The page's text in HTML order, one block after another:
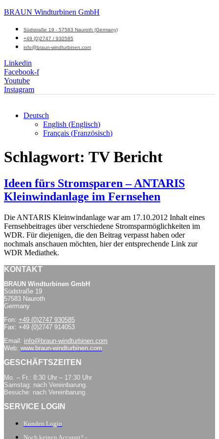
BRAUN Windturbinen GmbH
Südstraße 19 - 57583 Nauroth (Germany)
+49 (0)2747 / 930585
info@braun-windturbinen.com
Linkedin
Facebook-f
Youtube
Instagram
Deutsch
English (Englisch)
Français (Französisch)
Schlagwort: TV Bericht
Ideen fürs Stromsparen – ANTARIS
Kleinwindanlage im Fernsehen
Die ANTARIS Kleinwindanlage war am 17.10.2012 Inhalt eines
Fernsehbeitrages über verschiedene Stromsparmöglichkeiten im
WDR. Für diejenigen, die den Beitrag verpasst haben oder
nochmals anschauen möchten, hier der entsprechende Link zur
WDR Mediathek.
KONTAKT
BRAUN Windturbinen GmbH
Südstraße 19
57583 Nauroth
Germany
Fon: +49 (0)2747 930585
Fax: +49 (0)2747 914053
Email: info@braun-windturbinen.com
Web: www.braun-windturbinen.com
GESCHÄFTSZEITEN
Mo. – Fr.: 8:30 Uhr – 17:30 Uhr
Samstag: nach Vereinbarung.
Besuche: nach Vereinbarung.
SERVICE LOGIN
Kunden Login
Noch keinen Account? -